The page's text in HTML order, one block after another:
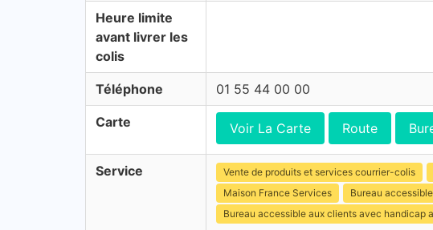
Heure limite
avant livrer les
colis
Téléphone 01 55 44 00 00
Carte Voir La Carte Route
Service Vente de produits et services courrier-colis
Maison France Services
Bureau
Bureau accessible aux clients avec handicap